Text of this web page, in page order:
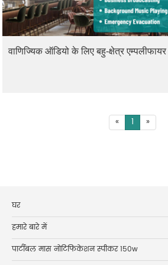
वाणिज्यिक ऑडियो के लिए बहु-क्षेत्र
« 1 »
घर
हमारे बारे में
पार्टीबल मास नोटिफिकेशन स्पीकर 150w